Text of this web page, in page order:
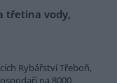
třetina vody,
Rybářství Třeboň,
na 8000